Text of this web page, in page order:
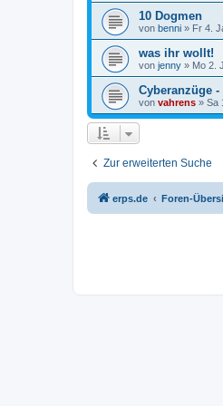
10 Dogmen
von benni » Fr 4.
was ihr wollt!
von jenny » Mo 2.
Cyberanzüge
von vahrens » Sa
Zur erweiterten Suche
erps.de Foren-